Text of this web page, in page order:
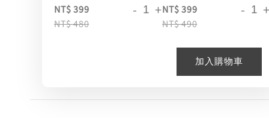
NT$ 399
NT$ 480
- +NT$ 399
NT$ 490
-
加入購物車